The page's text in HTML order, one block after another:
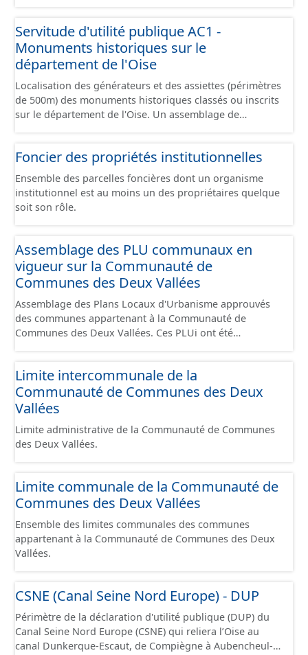
fonctionnels (regard, station, poste de refoulement,
vanne, décharge, dessableur, clapet ...).
Servitude d'utilité publique AC1 -
Monuments historiques sur le
département de l'Oise
Localisation des générateurs et des assiettes (périmètres
de 500m) des monuments historiques classés ou inscrits
sur le département de l'Oise. Un assemblage de
sont des limitations administratives au droit de
propriété, elles sont instituées, par un ou plusieurs
actes, au bénéfice de personnes publiques, de
concessionnaires de services ou de travaux publics, ou
de personnes privées exerçant une activité d'intérêt
d'utilité publique sont une mission régalienne de l'État
qui doit les porter à la connaissance des collectivités
territoriales afin que celles-ci les annexent à leur
document d'urbanisme. Les servitudes d'utilité publique
concernées sont celles définies par les articles L. 126-1
et R. 126-1 du code de l'urbanisme et leurs annexes.
Foncier des propriétés institutionnelles
Ensemble des parcelles foncières dont un organisme
institutionnel est au moins un des propriétaires quelque
soit son rôle.
Assemblage des PLU communaux en
vigueur sur la Communauté de
Communes des Deux Vallées
Assemblage des Plans Locaux d'Urbanisme approuvés
des communes appartenant à la Communauté de
Communes des Deux Vallées. Ces PLUi ont été
rapport de présentation, le PADD, les règlements écrits
et graphiques, les annexes, les OAP et les données
géographiques. Malgré l'attention portée à la création
papier font foi et sont opposables d'un point de vue
juridique.
Limite intercommunale de la
Communauté de Communes des Deux
Vallées
Limite administrative de la Communauté de Communes
des Deux Vallées.
Limite communale de la Communauté de
Communes des Deux Vallées
Ensemble des limites communales des communes
appartenant à la Communauté de Communes des Deux
Vallées.
CSNE (Canal Seine Nord Europe) - DUP
Périmètre de la déclaration d'utilité publique (DUP) du
Canal Seine Nord Europe (CSNE) qui reliera l’Oise au
canal Dunkerque-Escaut, de Compiègne à Aubencheul-